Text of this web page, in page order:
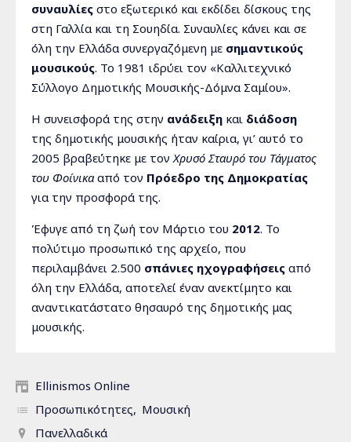
συναυλίες στο εξωτερικό και εκδίδει δίσκους της
στη Γαλλία και τη Σουηδία. Συναυλίες κάνει και σε
όλη την Ελλάδα συνεργαζόμενη με σημαντικούς
μουσικούς. Το 1981 ιδρύει τον «Καλλιτεχνικό
Σύλλογο Δημοτικής Μουσικής-Δόμνα Σαμίου».
Η συνεισφορά της στην ανάδειξη και διάδοση
της δημοτικής μουσικής ήταν καίρια, γι’ αυτό το
2005 βραβεύτηκε με τονΧρυσό Σταυρό του Τάγματος
του Φοίνικα από τον Πρόεδρο της Δημοκρατίας
για την προσφορά της.
Έφυγε από τη ζωή τον Μάρτιο του 2012. Το
πολύτιμο προσωπικό της αρχείο, που
περιλαμβάνει 2.500 σπάνιες ηχογραφήσεις από
όλη την Ελλάδα, αποτελεί έναν ανεκτίμητο και
αναντικατάστατο θησαυρό της δημοτικής μας
μουσικής.
Ellinismos Online
Προσωπικότητες
Μουσική
Πανελλαδικά